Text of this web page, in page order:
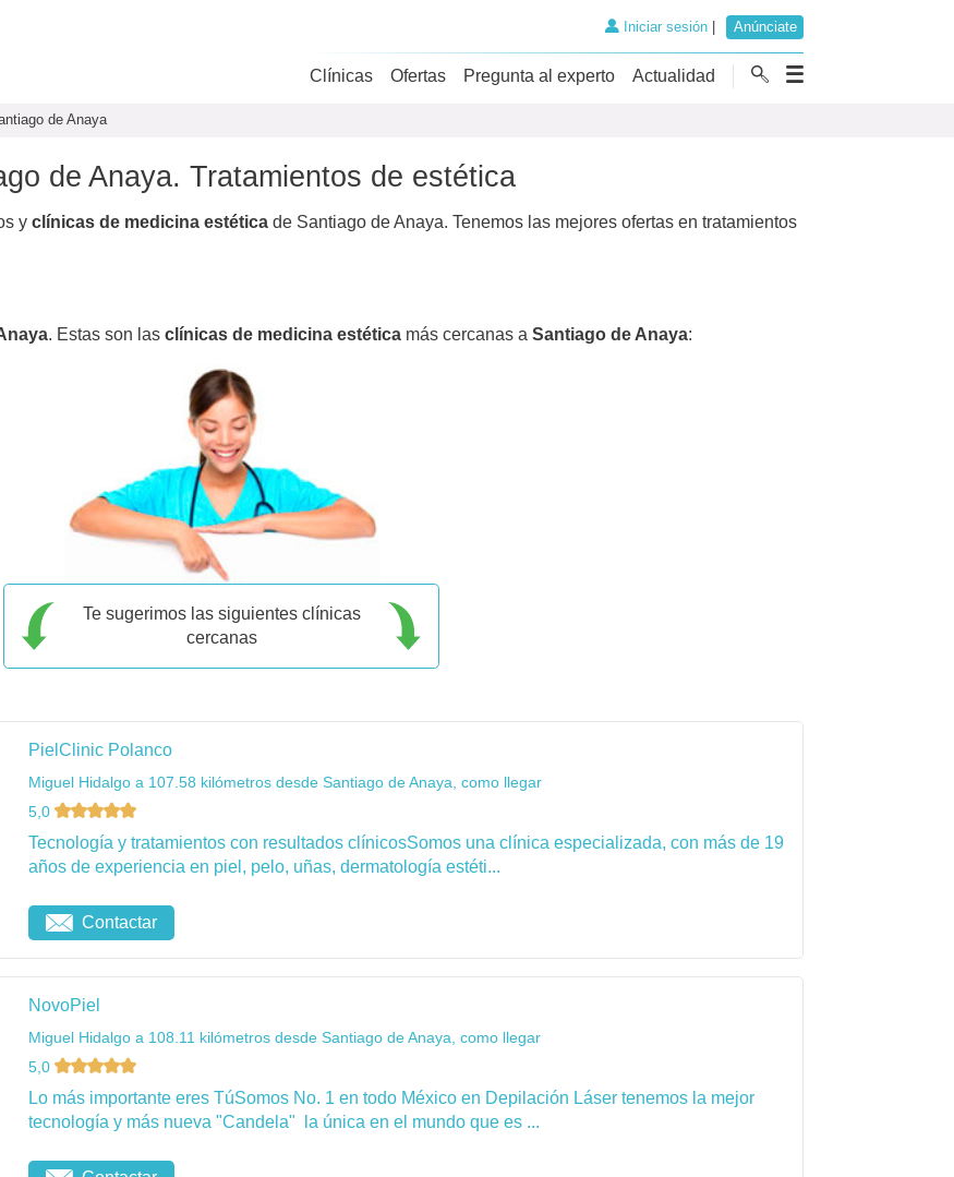
Iniciar sesión| Anúnciate
Clínicas Ofertas Pregunta al experto Actualidad
de Anaya
de Anaya. Tratamientos de estética
y clínicas de medicina estética de Santiago de Anaya. Tenemos las mejores ofertas en tratamientos
. Estas son las clínicas de medicina estética más cercanas a Santiago de Anaya:
Te sugerimos las siguientes clínicas
cercanas
PielClinic Polanco
Miguel Hidalgo a 107.58 kilómetros desde Santiago de Anaya, como llegar
5,0
Tecnología y tratamientos con resultados clínicosSomos una clínica especializada, con más de 19
años de experiencia en piel, pelo, uñas, dermatología estéti...
Contactar
NovoPiel
Miguel Hidalgo a 108.11 kilómetros desde Santiago de Anaya, como llegar
5,0
Lo más importante eres TúSomos No. 1 en todo México en Depilación Láser tenemos la mejor
tecnología y más nueva "Candela" la única en el mundo que es ...